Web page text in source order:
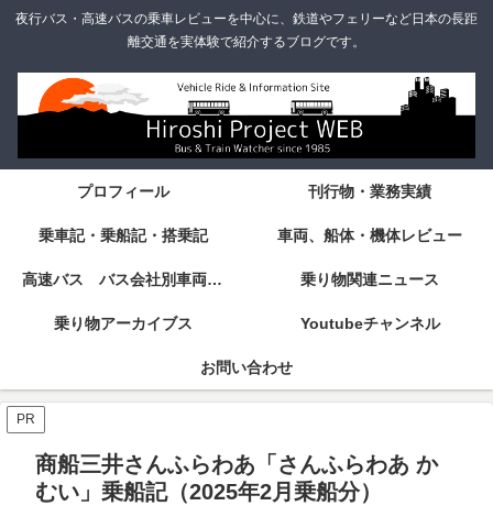
夜行バス・高速バスの乗車レビューを中心に、鉄道やフェリーなど日本の長距
離交通を実体験で紹介するブログです。
プロフィール 刊行物・業務実績
乗車記・乗船記・搭乗記 車両、船体・機体レビュー
高速バス バス会社別車両・設備・シート紹介 乗り物関連ニュース
乗り物アーカイブス Youtubeチャンネル
お問い合わせ
PR
商船三井さんふらわあ「さんふらわあ か
むい」乗船記（2025年2月乗船分）